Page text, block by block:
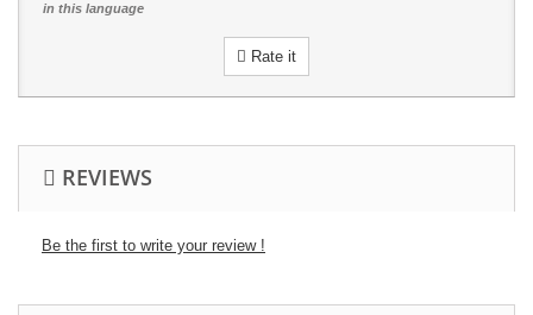
in this language
Rate it
REVIEWS
Be the first to write your review !